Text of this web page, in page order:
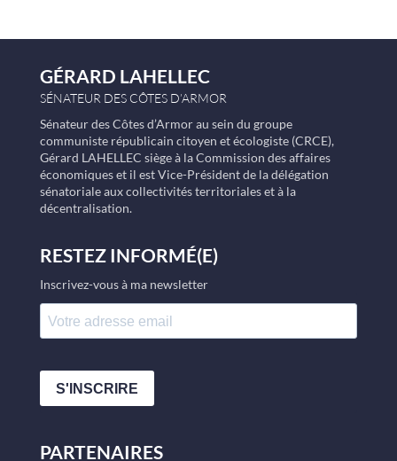
GÉRARD LAHELLEC
SÉNATEUR DES CÔTES D’ARMOR
Sénateur des Côtes d’Armor au sein du groupe
communiste républicain citoyen et écologiste (CRCE),
Gérard LAHELLEC siège à la Commission des affaires
économiques et il est Vice-Président de la délégation
sénatoriale aux collectivités territoriales et à la
décentralisation.
RESTEZ INFORMÉ(E)
Inscrivez-vous à ma newsletter
S'INSCRIRE
PARTENAIRES